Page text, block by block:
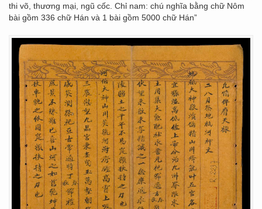
thi võ, thương mại, ngũ cốc. Chỉ nam: chú nghĩa bằng chữ Nôm
bài gồm 336 chữ Hán và 1 bài gồm 5000 chữ Hán”